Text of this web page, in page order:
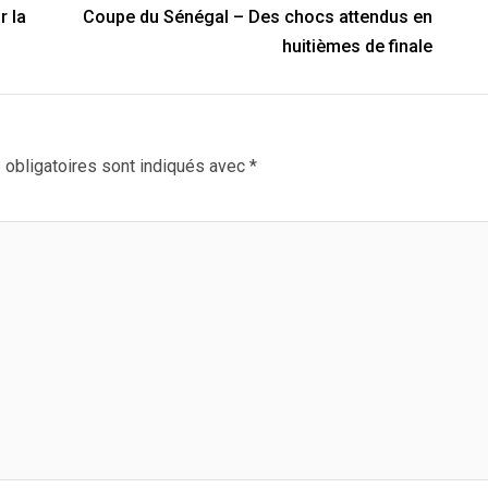
la
Coupe du Sénégal – Des chocs attendus en
huitièmes de finale
obligatoires sont indiqués avec *